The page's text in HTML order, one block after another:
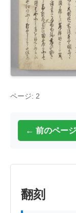
ページ: 2
← 前のページ
翻刻